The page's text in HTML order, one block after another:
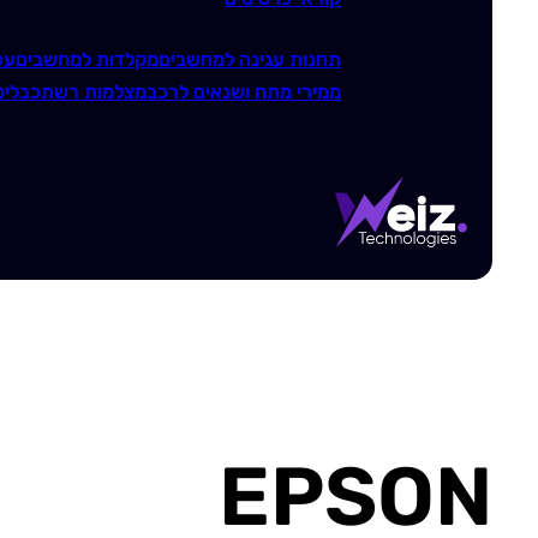
תחנות עגינה למחשביםמקלדות למחשבים
ממירי מתח ושנאים לרכבמצלמות רשת
EPSON